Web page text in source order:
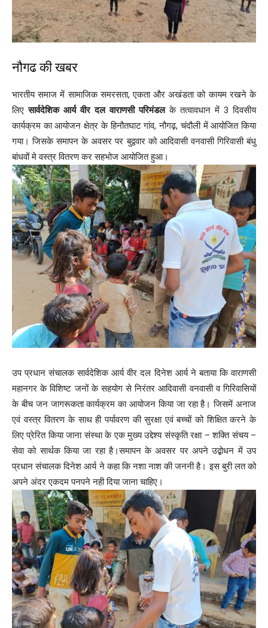
नौगढ की खबर
भारतीय समाज में सामाजिक समरसता, एकता और अखंडता को कायम रखने के
लिएसार्वदेशिक आर्य वीर दल वाराणसी परिमंडलके तत्वावधान में 3 दिवसीय
कार्यक्रम का आयोजन क्षेत्र के हिनौतघाट गांव, नौगढ़, चंदौली में आयोजित किया
गया। जिसके समापन के अवसर पर बुद्ववार को आदिवासी वनवासी गिरिवासी बंधु
बांधवों मे वस्त्र वितरण कर सहभोज आयोजित हुआ।
उप प्रधान संचालक सार्वदेशिक आर्य वीर दल दिनेश आर्य ने बताया कि वाराणसी
महानगर के विशिष्ट जनों के सहयोग से निरंतर आदिवासी वनवासी व गिरिवासियों
के बीच जन जागरूकता कार्यक्रम का आयोजन किया जा रहा है। जिसमें अनाज
एवं वस्त्र वितरण के साथ ही पर्यावरण की सुरक्षा एवं बच्चों को शिक्षित करने के
लिए प्रेरित किया जाना संस्था के एक मुख्य उद्देश्य संस्कृति रक्षा – शक्ति संचय –
सेवा को सार्थक किया जा रहा है।समापन के अवसर पर अपने उद्बोधन में उप
प्रधान संचालक दिनेश आर्य ने कहा कि नशा नाश की जननी है। इस बुरी लत को
अपने अंदर एकदम पनपने नही दिया जाना चाहिए।